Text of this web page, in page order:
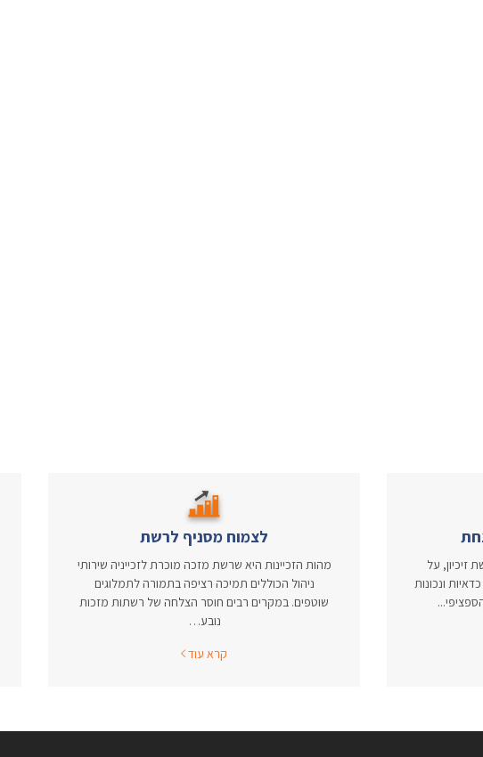
זיכיון, על
ונכונות
לצמוח מסניף לרשת
מהות הזכיינות היא שרשת מזכה מוכרת לזכייניה שירותי
ניהול הכוללים תמיכה רציפה בתמורה לתמלוגים
שוטפים. במקרים רבים חוסר הצלחה של רשתות מזכות
נובע…
קרא עוד